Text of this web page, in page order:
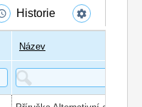
Historie
Název